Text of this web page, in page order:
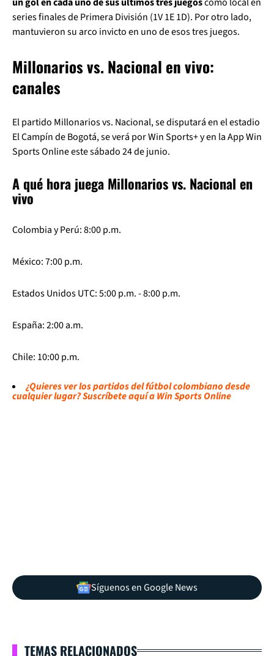
series finales de Primera División (1V 1E 1D). Por otro lado,
mantuvieron su arco invicto en uno de esos tres juegos.
Millonarios vs. Nacional en vivo:
canales
El partido Millonarios vs. Nacional, se disputará en el estadio
El Campín de Bogotá, se verá por Win Sports+ y en la App Win
Sports Online este sábado 24 de junio.
A qué hora juega Millonarios vs. Nacional en
vivo
Colombia y Perú: 8:00 p.m.
México: 7:00 p.m.
Estados Unidos UTC: 5:00 p.m. - 8:00 p.m.
España: 2:00 a.m.
Chile: 10:00 p.m.
¿Quieres ver los partidos del fútbol colombiano desde
cualquier lugar? Suscríbete aquí a Win Sports Online
Síguenos en Google News
TEMAS RELACIONADOS